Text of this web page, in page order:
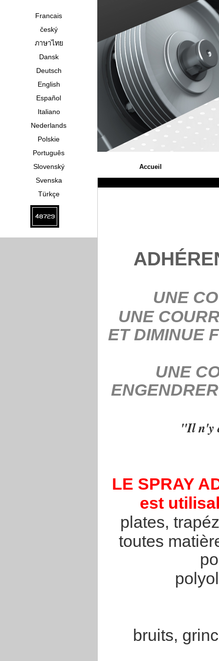
Francais
český
ภาษาไทย
Dansk
Deutsch
English
Español
Italiano
Nederlands
Polskie
Português
Slovenský
Svenska
Türkçe
48729
Accueil
AD
UNE
UNE
ET DIMINUE
UNE
"Il n'y
LE SPRAY
est
plates,
toutes
bruits,